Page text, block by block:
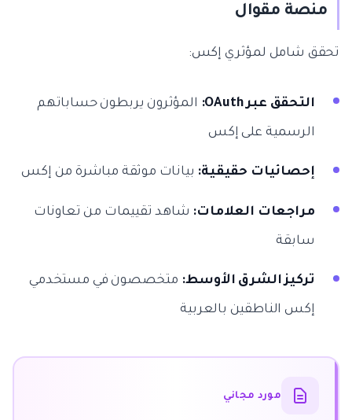
منصة مقوال
تحقق شامل لمؤثري إكس:
التحقق عبر OAuth: المؤثرون يربطون حساباتهم
الرسمية على إكس
إحصائيات حقيقية:بيانات موثقة مباشرة من إكس
مراجعات العلامات:شاهد تقييمات من تعاونات
سابقة
تركيز الشرق الأوسط:متخصصون في مستخدمي
إكس الناطقين بالعربية
مورد مجاني